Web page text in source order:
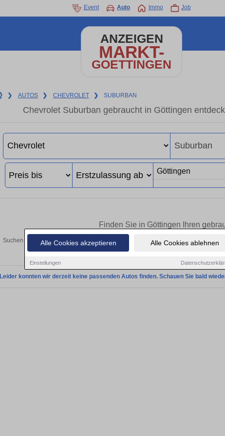
Alle Cookies akzeptieren Alle Cookies ablehnen
Einstellungen
Event Auto Immo Job
ANZEIGEN
MARKT-
GOETTINGEN
❯ AUTOS ❯ CHEVROLET ❯ SUBURBAN
Chevrolet Suburban gebraucht in Göttingen
Finden Sie in Göttingen Ihren
Suchen Sie in Göttingen einen Chevrolet Suburban Gebrauchtwagen? Entdecken
und Preisklassen von privat
Leider konnten wir derzeit keine passenden Autos finden. Schauen Sie bald